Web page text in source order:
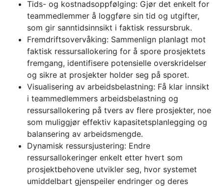
Tids- og kostnadsoppfølging: Gjør det enkelt for
teammedlemmer å loggføre sin tid og utgifter,
som gir sanntidsinnsikt i faktisk ressursbruk.
Fremdriftsovervåking: Sammenlign planlagt mot
faktisk ressursallokering for å spore prosjektets
fremgang, identifisere potensielle overskridelser
og sikre at prosjekter holder seg på sporet.
Visualisering av arbeidsbelastning: Få klar innsikt
i teammedlemmers arbeidsbelastning og
ressursallokering på tvers av flere prosjekter, noe
som muliggjør effektiv kapasitetsplanlegging og
balansering av arbeidsmengde.
Dynamisk ressursjustering: Endre
ressursallokeringer enkelt etter hvert som
prosjektbehovene utvikler seg, hvor systemet
umiddelbart gjenspeiler endringer og deres